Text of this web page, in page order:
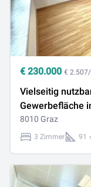
€ 230.000 € 2.507/
Vielseitig
Gewerbefläche
8010 Graz
3 Zimmer 91